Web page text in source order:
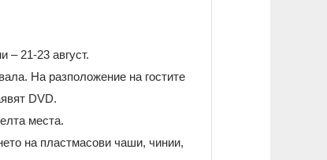
– 21-23 август.
На разположение на гостите
DVD.
места.
на пластмасови чаши, чинии,